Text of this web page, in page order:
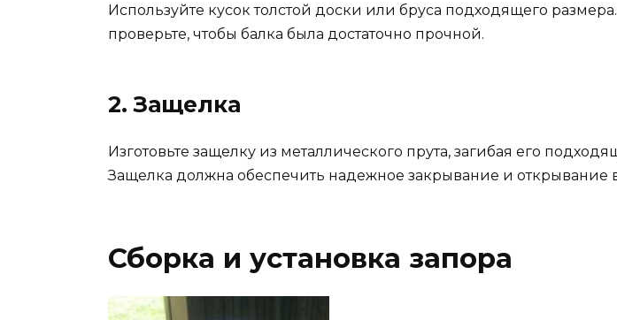
Используйте кусок толстой доски или бруса подходящего
проверьте, чтобы балка была достаточно прочной.
2. Защелка
Изготовьте защелку из металлического прута, загибая его
Защелка должна обеспечить надежное закрывание и открывание
Сборка и установка запора